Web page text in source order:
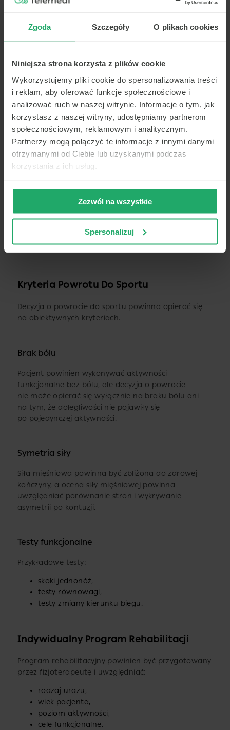
Zgoda Szczegóły O plikach cookies
Niniejsza strona korzysta z plików cookie
Wykorzystujemy pliki cookie do spersonalizowania treści
i reklam, aby oferować funkcje społecznościowe i
analizować ruch w naszej witrynie. Informacje o tym, jak
korzystasz z naszej witryny, udostępniamy partnerom
społecznościowym, reklamowym i analitycznym.
Partnerzy mogą połączyć te informacje z innymi danymi
otrzymanymi od Ciebie lub uzyskanymi podczas
korzystania z ich usług.
Zezwól na wszystkie
Spersonalizuj
od ćwiczeń technicznych wykonywanych
w kontrolowanych warunkach.
Ograniczenie ryzyka
Na początku należy unikać:
kontaktu fizycznego, ponieważ powrót
do intensywnych treningów nie powinien
następować od razu,
maksymalnych sprintów, a na początku tego
etapu trzeba także unikać pełnych obciążeń,
Trening siły i wytrzymałości
odbudowanie parametrów sprawnościowych
Kryteria Powrotu Do Sportu
Decyzja o powrocie do sportu powinna opierać się
na obiektywnych kryteriach.
Brak bólu
Pacjent powinien wykonywać aktywności
funkcjonalne bez bólu, ale decyzja o powrocie
nie może opierać się wyłącznie na braku bólu ani
na tym, że dolegliwości nie pojawiły się
po pojedynczej aktywności.
Symetria siły
Siła mięśniowa powinna być zbliżona do zdrowej
kończyny, a ocena siły mięśniowej powinna
uwzględniać porównanie stron i wykrywanie
asymetrii po kontuzji.
Testy funkcjonalne
Przykładowe testy:
skoki jednonóż,
testy równowagi,
testy zmiany kierunku biegu.
Indywidualny Program Rehabilitacji
Program rehabilitacyjny powinien być przygotowany
przez fizjoterapeutę i uwzględniać:
rodzaj urazu,
wiek pacjenta,
poziom aktywności,
cele funkcjonalne.